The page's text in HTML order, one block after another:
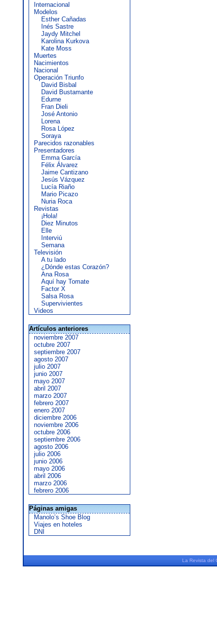
Internacional
Modelos
Esther Cañadas
Inés Sastre
Jaydy Mitchel
Karolina Kurkova
Kate Moss
Muertes
Nacimientos
Nacional
Operación Triunfo
David Bisbal
David Bustamante
Edurne
Fran Dieli
José Antonio
Lorena
Rosa López
Soraya
Parecidos razonables
Presentadores
Emma García
Félix Álvarez
Jaime Cantizano
Jesús Vázquez
Lucía Riaño
Mario Picazo
Nuria Roca
Revistas
¡Hola!
Diez Minutos
Elle
Interviú
Semana
Televisión
A tu lado
¿Dónde estas Corazón?
Ana Rosa
Aquí hay Tomate
Factor X
Salsa Rosa
Supervivientes
Videos
Artículos anteriores
noviembre 2007
octubre 2007
septiembre 2007
agosto 2007
julio 2007
junio 2007
mayo 2007
abril 2007
marzo 2007
febrero 2007
enero 2007
diciembre 2006
noviembre 2006
octubre 2006
septiembre 2006
agosto 2006
julio 2006
junio 2006
mayo 2006
abril 2006
marzo 2006
febrero 2006
Páginas amigas
Manolo’s Shoe Blog
Viajes en hoteles
DNI
La Revista del